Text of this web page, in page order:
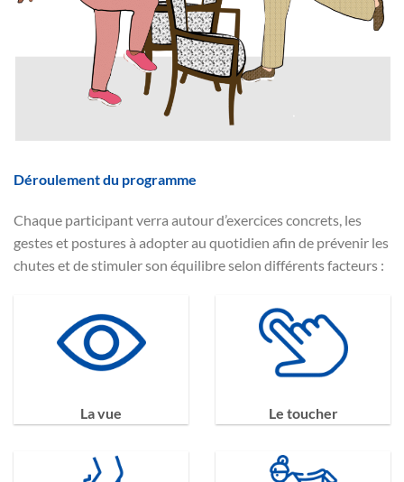
Déroulement du programme
Chaque participant verra autour d’exercices concrets, les
gestes et postures à adopter au quotidien afin de prévenir les
chutes et de stimuler son équilibre selon différents facteurs :
La vue Le toucher